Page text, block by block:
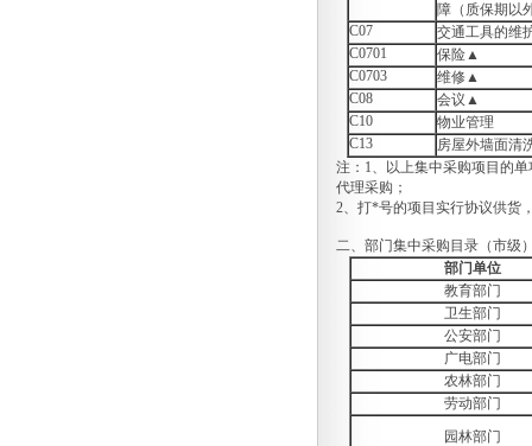
障（质保期以
C07
交通工具的维
C0701
保险▲
C0703
维修▲
C08
会议 ▲
C10
物业管理
C13
房屋外墙面清
注：1、以上集中采购项目的
代理采购；
2、打*号的项目实行协议供货
二、部门集中采购目录（市级
部门单位
教育部门
卫生部门
公安部门
广电部门
农林部门
劳动部门
园林部门